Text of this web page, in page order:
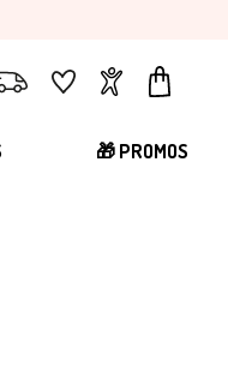
LivraisonFavorisComptePanier
🎁 PROMOS